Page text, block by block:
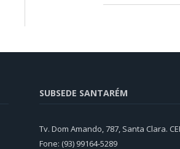
SUBSEDE SANTARÉM
Tv. Dom Amando, 787, Santa Clara.
Fone: (93) 99164-5289